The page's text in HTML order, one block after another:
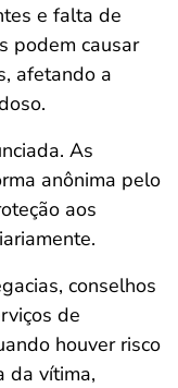
e falta de
podem causar
afetando a
As
anônima pelo
aos
conselhos
de
houver risco
da vítima,